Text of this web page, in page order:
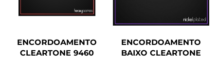
ENCORDOAMENTO
CLEARTONE 9460
ENCORDOAMENTO
BAIXO CLEARTONE